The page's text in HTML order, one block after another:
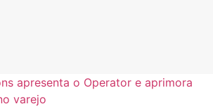
apresenta o Operator e aprimora
varejo